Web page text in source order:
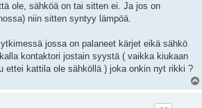
ole, sähköä on tai sitten ei. Ja jos on
niin sitten syntyy lämpöä.
jossa on palaneet kärjet eikä sähkö
kontaktori jostain syystä ( vaikka kiukaan
ettei kattila ole sähköllä ) joka onkin nyt rikki ?